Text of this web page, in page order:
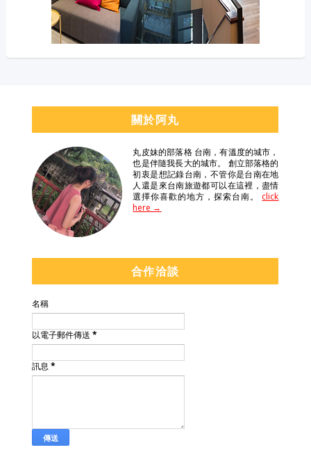
關於阿丸
丸皮妹的部落格 台南，有溫度的城市，
也是伴隨我長大的城市。 創立部落格的
初衷是想記錄台南，不管你是台南在地
人還是來台南旅遊都可以在這裡，盡情
選擇你喜歡的地方，探索台南。 click
here →
合作洽談
名稱
以電子郵件傳送*
訊息*